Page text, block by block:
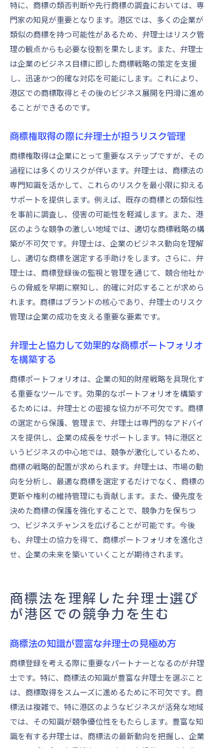
携のコツ
弁理士とチームとして商標戦略を進める
港区で商標取得における弁理士連携の最適
化
商標取得の成功率を高める港区特有の弁理士選
びのポイント
港区で成功率を上げる弁理士選定の基準
商標取得成功に導くための港区特有のアプ
ローチ
弁理士選びで商標取得の成果を最大化する
港区での商標取得に効く弁理士選定のポイ
ント
成功率を高めるために知っておくべき弁理
士の選び方
港区での商標登録を有利に進めるための弁理士
の活用法
商標登録を有利に進める弁理士の活用術
弁理士を最大限に活かす商標登録戦略
港区での商標登録における弁理士の効果的
商標登録で競争優位を得るための弁理士の
活用
弁理士を活用して港区の商標登録を成功さ
せる
商標登録を有利にするための弁理士との協
力体制
特に、商標の類否判断や先行商標の調査においては、専
門家の知見が重要となります。港区では、多くの企業が
類似の商標を持つ可能性があるため、弁理士はリスク管
理の観点からも必要な役割を果たします。また、弁理士
は企業のビジネス目標に即した商標戦略の策定を支援
し、迅速かつ的確な対応を可能にします。これにより、
港区での商標取得とその後のビジネス展開を円滑に進め
ることができるのです。
商標権取得の際に弁理士が担うリスク管理
商標権取得は企業にとって重要なステップですが、その
過程には多くのリスクが伴います。弁理士は、商標法の
専門知識を活かして、これらのリスクを最小限に抑える
サポートを提供します。例えば、既存の商標との類似性
を事前に調査し、侵害の可能性を軽減します。また、港
区のような競争の激しい地域では、適切な商標戦略の構
築が不可欠です。弁理士は、企業のビジネス動向を理解
し、適切な商標を選定する手助けをします。さらに、弁
理士は、商標登録後の監視と管理を通じて、競合他社か
らの脅威を早期に察知し、的確に対応することが求めら
れます。商標はブランドの核心であり、弁理士のリスク
管理は企業の成功を支える重要な要素です。
弁理士と協力して効果的な商標ポートフォリオ
を構築する
商標ポートフォリオは、企業の知的財産戦略を具現化す
る重要なツールです。効果的なポートフォリオを構築す
るためには、弁理士との密接な協力が不可欠です。商標
の選定から保護、管理まで、弁理士は専門的なアドバイ
スを提供し、企業の成長をサポートします。特に港区と
いうビジネスの中心地では、競争が激化しているため、
商標の戦略的配置が求められます。弁理士は、市場の動
向を分析し、最適な商標を選定するだけでなく、商標の
更新や権利の維持管理にも貢献します。また、優先度を
決めた商標の保護を強化することで、競争力を保ちつ
つ、ビジネスチャンスを広げることが可能です。今後
も、弁理士の協力を得て、商標ポートフォリオを進化さ
せ、企業の未来を築いていくことが期待されます。
商標法を理解した弁理士選び
が港区での競争力を生む
商標法の知識が豊富な弁理士の見極め方
商標登録を考える際に重要なパートナーとなるのが弁理
士です。特に、商標法の知識が豊富な弁理士を選ぶこと
は、商標取得をスムーズに進めるために不可欠です。商
標法は複雑で、特に港区のようなビジネスが活発な地域
では、その知識が競争優位性をもたらします。豊富な知
識を有する弁理士は、商標法の最新動向を把握し、企業